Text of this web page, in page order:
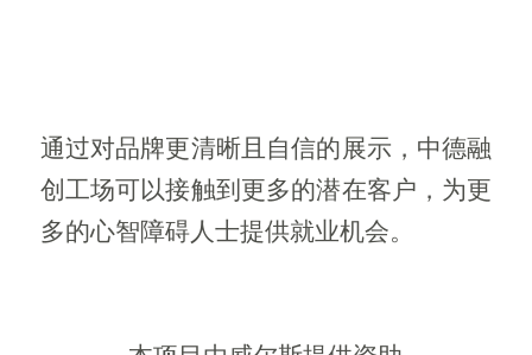
通过对品牌更清晰且自信的展示，中德融
创工场可以接触到更多的潜在客户，为更
多的心智障碍人士提供就业机会。